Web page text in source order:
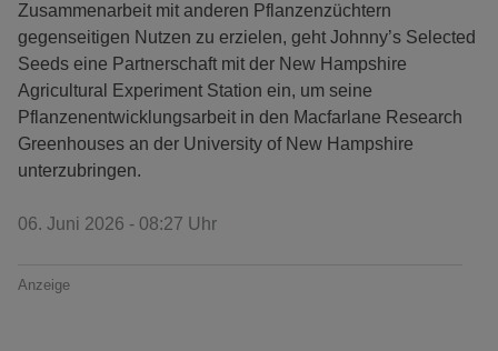
Zusammenarbeit mit anderen Pflanzenzüchtern
gegenseitigen Nutzen zu erzielen, geht Johnny’s Selected
Seeds eine Partnerschaft mit der New Hampshire
Agricultural Experiment Station ein, um seine
Pflanzenentwicklungsarbeit in den Macfarlane Research
Greenhouses an der University of New Hampshire
unterzubringen.
06. Juni 2026 - 08:27 Uhr
Anzeige